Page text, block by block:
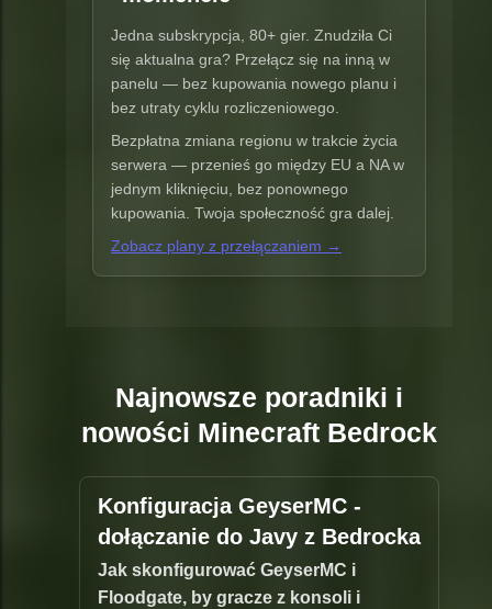
Jedna subskrypcja, 80+ gier. Znudziła Ci
się aktualna gra? Przełącz się na inną w
panelu — bez kupowania nowego planu i
bez utraty cyklu rozliczeniowego.
Bezpłatna zmiana regionu w trakcie życia
serwera — przenieś go między EU a NA w
jednym kliknięciu, bez ponownego
kupowania. Twoja społeczność gra dalej.
Zobacz plany z przełączaniem →
Najnowsze poradniki i
nowości Minecraft Bedrock
Konfiguracja GeyserMC -
dołączanie do Javy z Bedrocka
Jak skonfigurować GeyserMC i
Floodgate, by gracze z konsoli i